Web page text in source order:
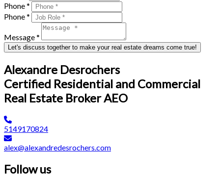
Phone *
Phone *
Message *
Let's discuss together to make your real estate dreams come true!
Alexandre Desrochers
Certified Residential and Commercial
Real Estate Broker AEO
5149170824
alex@alexandredesrochers.com
Follow us